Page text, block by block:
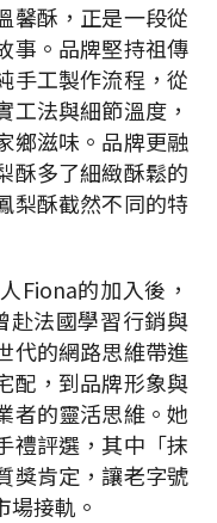
馨酥，正是一段從
事。品牌堅持祖傳
手工製作流程，從
工法與細節溫度，
鄉滋味。品牌更融
酥多了細緻酥鬆的
梨酥截然不同的特
Fiona的加入後，
赴法國學習行銷與
代的網路思維帶進
配，到品牌形象與
者的靈活思維。她
禮評選，其中「抹
獎肯定，讓老字號
接軌。